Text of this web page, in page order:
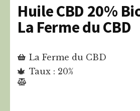
Huile CBD 20%
La Ferme du CBD
La Ferme du CBD
Taux : 20%